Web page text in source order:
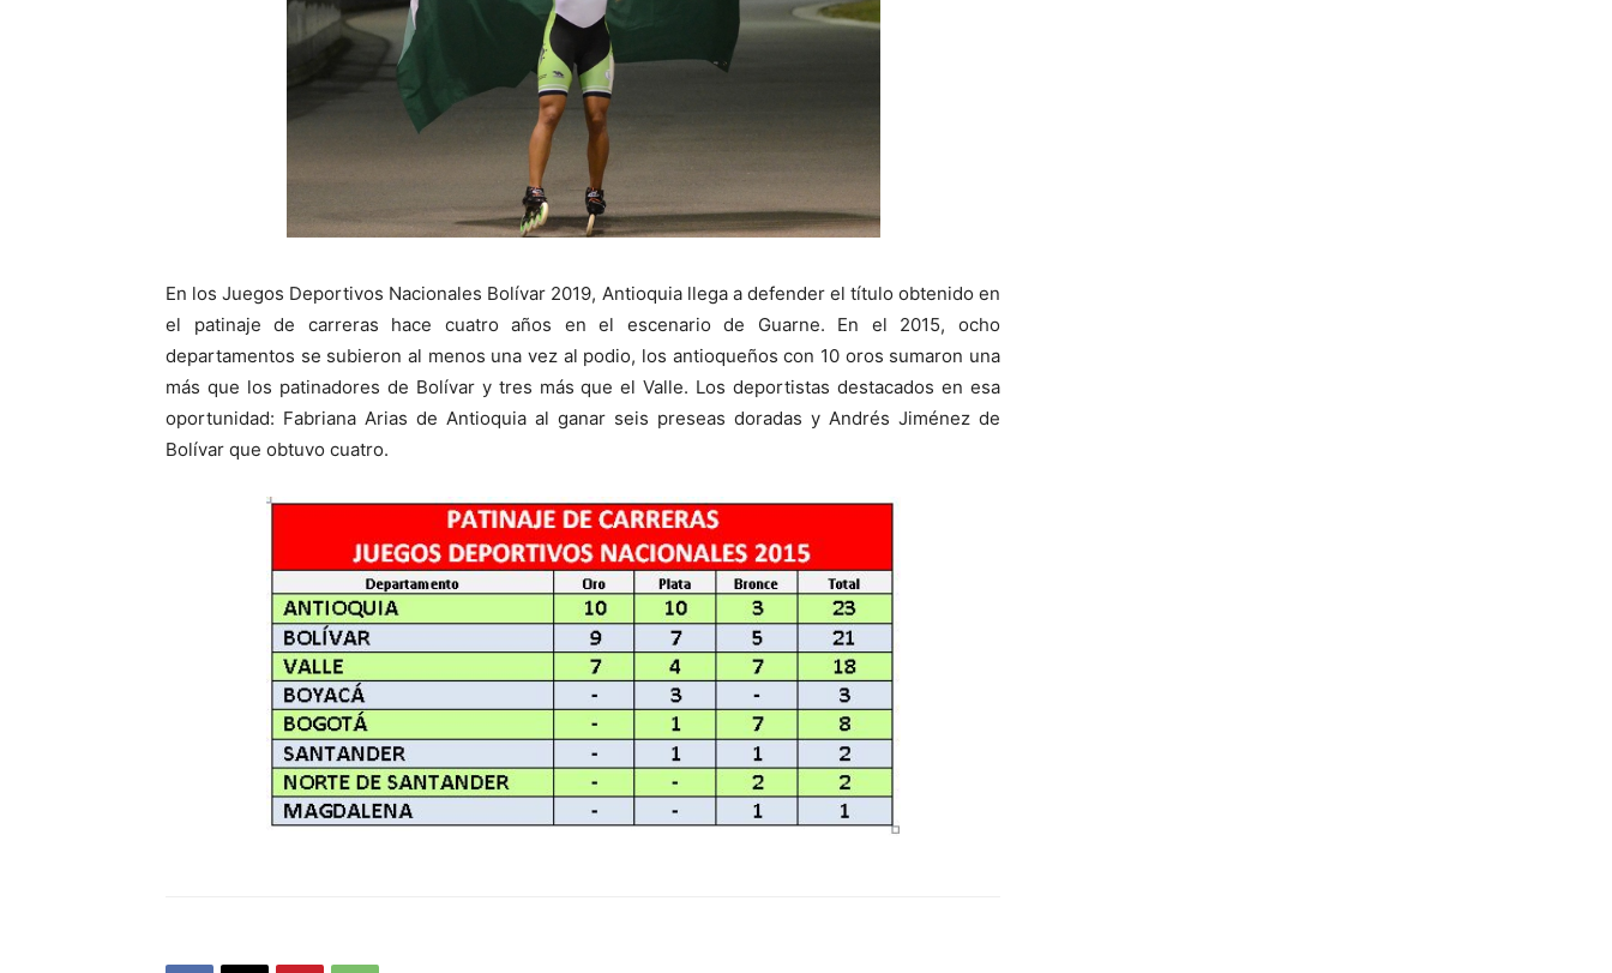
En los Juegos Deportivos Nacionales Bolívar 2019, Antioquia llega a defender el título obtenido en
el patinaje de carreras hace cuatro años en el escenario de Guarne. En el 2015, ocho
departamentos se subieron al menos una vez al podio, los antioqueños con 10 oros sumaron una
más que los patinadores de Bolívar y tres más que el Valle. Los deportistas destacados en esa
oportunidad: Fabriana Arias de Antioquia al ganar seis preseas doradas y Andrés Jiménez de
Bolívar que obtuvo cuatro.